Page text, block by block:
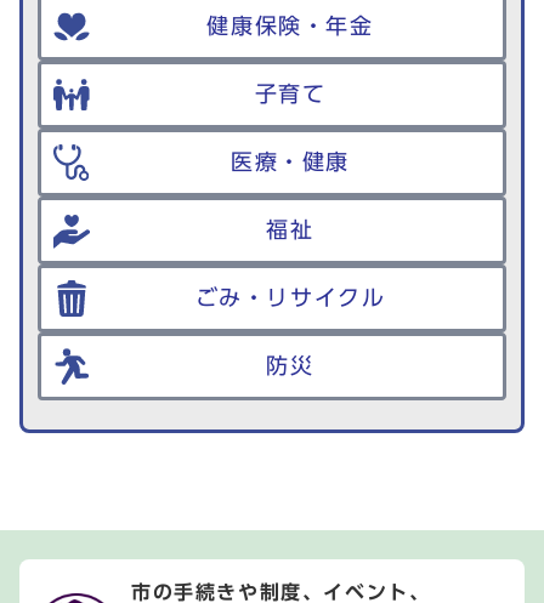
健康保険・年金
子育て
医療・健康
福祉
ごみ・リサイクル
防災
市の手続きや制度、イベント、